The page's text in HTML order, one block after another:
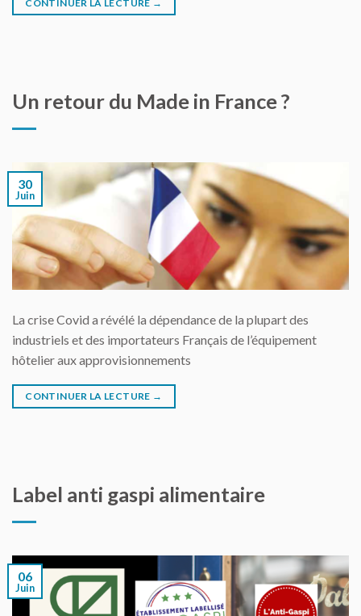
CONTINUER LA LECTURE →
Un retour du Made in France ?
30
Juin
La crise Covid a révélé la dépendance de la plupart des
industriels et des importateurs Français de l’équipement
hôtelier aux approvisionnements
CONTINUER LA LECTURE →
Label anti gaspi alimentaire
06
Juin